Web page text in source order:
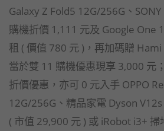
Galaxy Z Fold5 12G/256G、
購機折價 1,111 元及 Google One
租 ( 價值 780 元 )，再加碼贈
當於雙 11 購機優惠現享 3,000 元
折價優惠，亦可 0 元入手 OPPO
12G/256G、精品家電 Dyson
( 市值 29,900 元 ) 或 iRobot i3+ 掃